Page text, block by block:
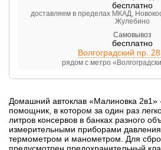
бесплатно
доставляем в пределах МКАД,
Жулебино
Самовывоз
бесплатно
Волгоградский пр.
рядом с метро
Домашний автоклав «Малиновка
помощник, в котором за один раз
литров консервов в банках разного
измерительными приборами
термометром и манометром. Для